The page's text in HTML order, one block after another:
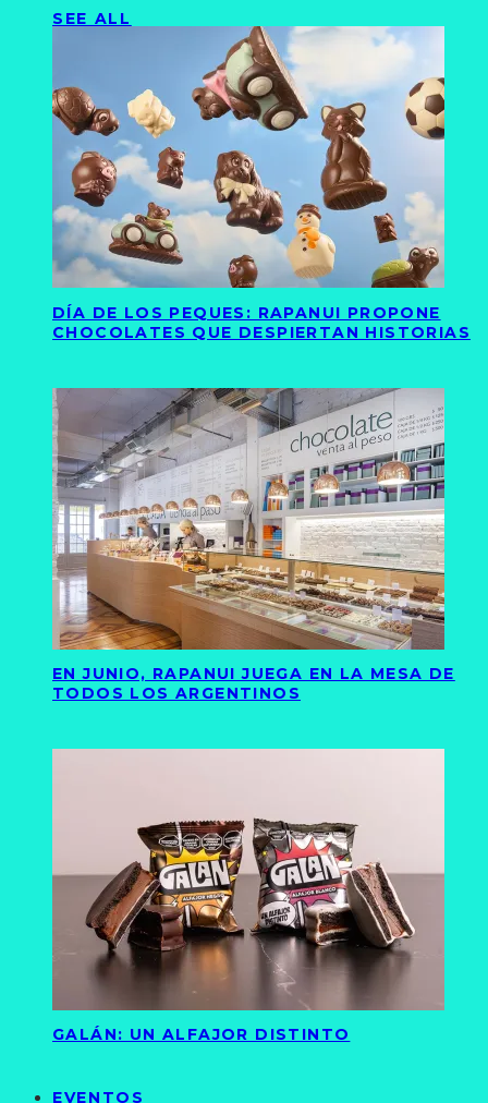
SEE ALL
DÍA DE LOS PEQUES: RAPANUI PROPONE
CHOCOLATES QUE DESPIERTAN HISTORIAS
EN JUNIO, RAPANUI JUEGA EN LA MESA DE
TODOS LOS ARGENTINOS
GALÁN: UN ALFAJOR DISTINTO
EVENTOS